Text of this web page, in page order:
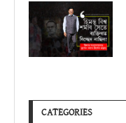
CATEGORIES